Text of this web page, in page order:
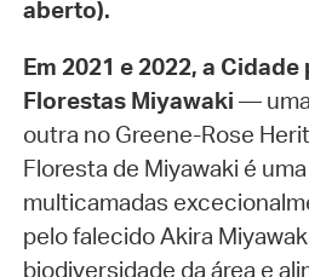
aberto).
Em 2021 e 2022, a
Florestas Miyawaki —
outra no Greene-Rose
Floresta de Miyawaki é
multicamadas
pelo falecido Akira
biodiversidade da área e